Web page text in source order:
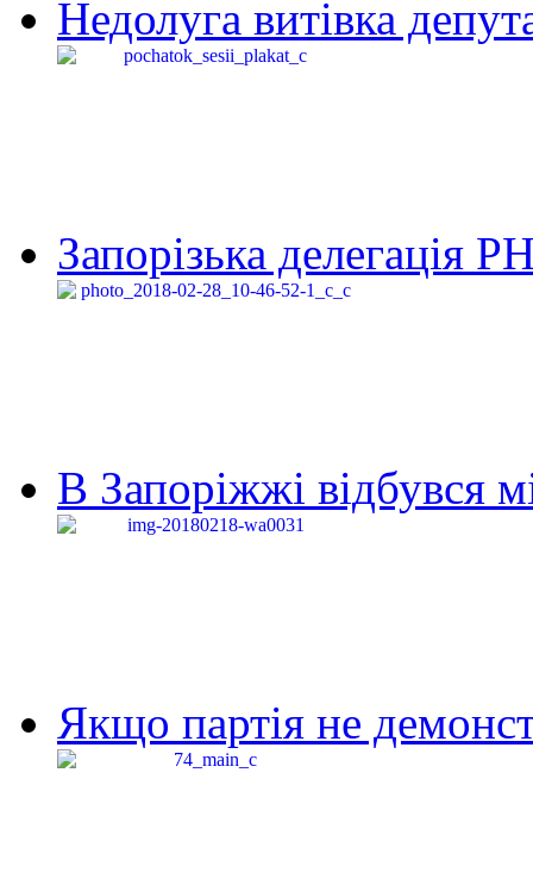
Недолуга витівка
Запорізька делегація
В Запоріжжі відбувся
Якщо партія не